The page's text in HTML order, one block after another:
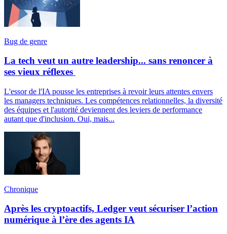
Bug de genre
La tech veut un autre leadership... sans renoncer à
ses vieux réflexes
L'essor de l'IA pousse les entreprises à revoir leurs attentes envers
les managers techniques. Les compétences relationnelles, la diversité
des équipes et l'autorité deviennent des leviers de performance
autant que d'inclusion. Oui, mais...
Chronique
Après les cryptoactifs, Ledger veut sécuriser l’action
numérique à l’ère des agents IA